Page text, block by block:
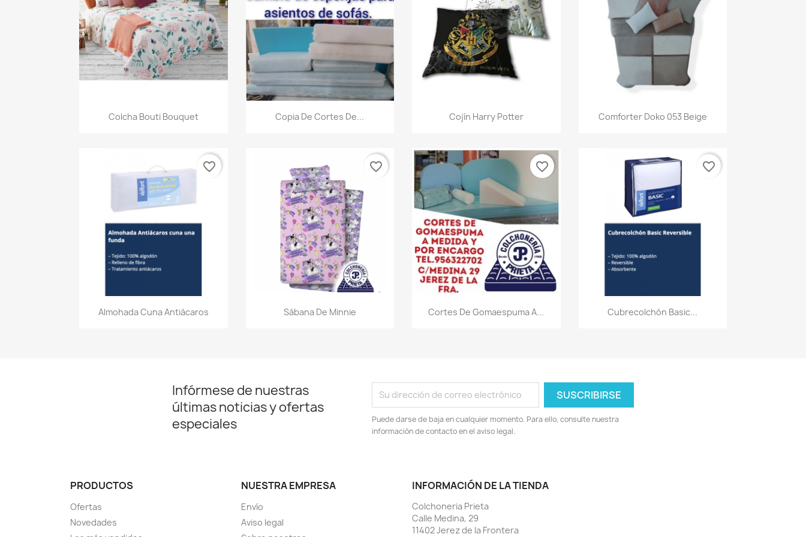
Vista rápida
Colcha Bouti Bouquet  Vista rápida
Copia De Cortes De... Vista rápida
Cojín Harry Potter Vista rápida
Comforter Doko 053 Beige
Vista rápida
Almohada Cuna Antiácaros
favorite_border
Vista rápida
Sábana De Minnie
favorite_border
Vista rápida
Cortes De Gomaespuma A...
favorite_border
Vista rápida
Cubrecolchón Basic...
favorite_border
Infórmese de nuestras
últimas noticias y ofertas
especiales
Puede darse de baja en cualquier momento. Para ello, consulte nuestra
información de contacto en el aviso legal.
PRODUCTOS
Ofertas
Novedades
NUESTRA EMPRESA
Envío
Aviso legal
INFORMACIÓN DE LA TIENDA
Colchoneria Prieta
Calle Medina, 29
11402 Jerez de la Frontera